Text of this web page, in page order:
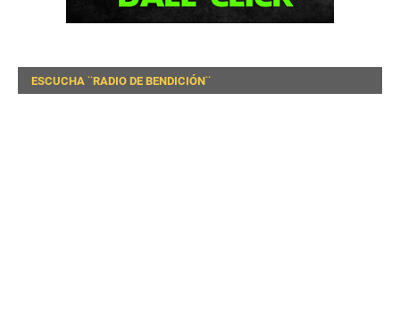
ESCUCHA ¨RADIO DE BENDICIÓN¨